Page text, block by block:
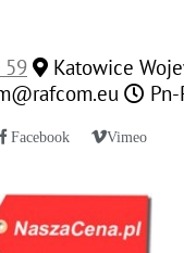
59
Katowice
Facebook Vimeo